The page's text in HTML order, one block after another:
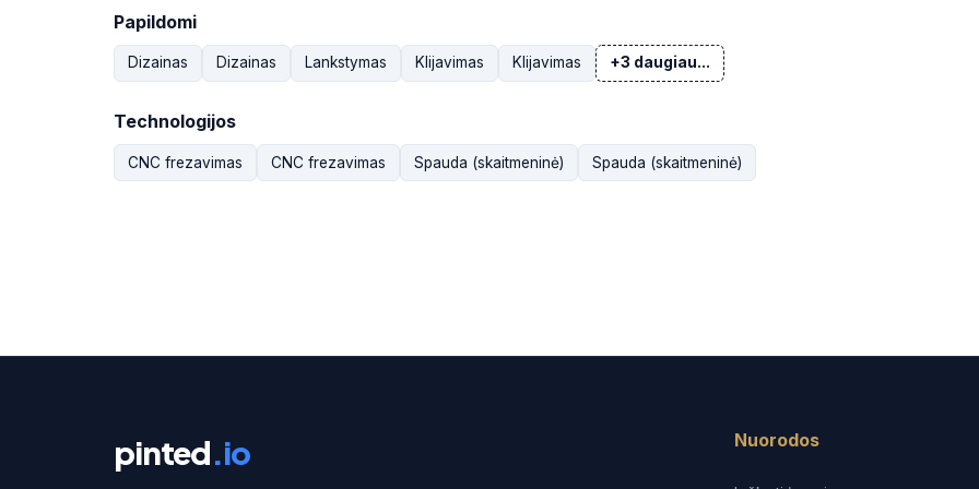
Papildomi
Dizainas Dizainas Lankstymas Klijavimas Klijavimas +3 daugiau...
Technologijos
CNC frezavimas CNC frezavimas Spauda (skaitmeninė) Spauda (skaitmeninė)
pinted.io Nuorodos